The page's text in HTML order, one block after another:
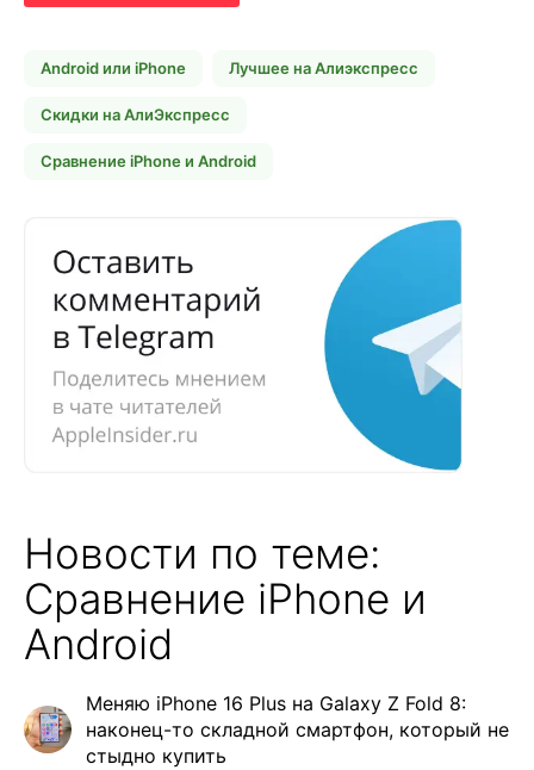
Android или iPhone Лучшее на Алиэкспресс
Скидки на АлиЭкспресс
Сравнение iPhone и Android
Новости по теме:
Сравнение iPhone и
Android
Меняю iPhone 16 Plus на Galaxy Z Fold 8:
наконец-то складной смартфон, который не
стыдно купить